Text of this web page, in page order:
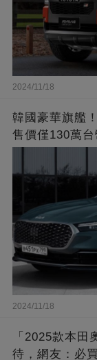
2024/11/18
韓國豪華旗艦
售價僅130萬台
2024/11/18
「2025款本
待，網友：必